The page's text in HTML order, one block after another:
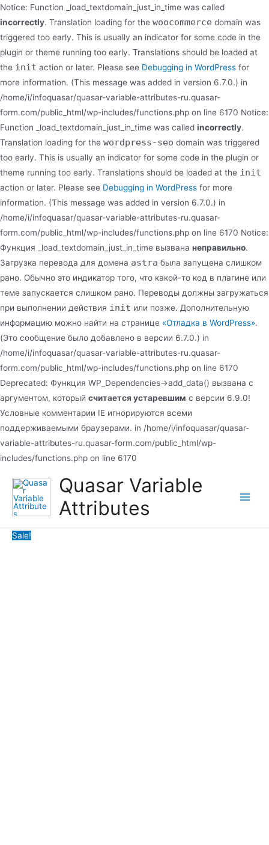
Notice: Function _load_textdomain_just_in_time was called
incorrectly. Translation loading for the woocommerce domain was
triggered too early. This is usually an indicator for some code in the
plugin or theme running too early. Translations should be loaded at
the init action or later. Please see Debugging in WordPress for
more information. (This message was added in version 6.7.0.) in
/home/i/infoquasar/quasar-variable-attributes-ru.quasar-
form.com/public_html/wp-includes/functions.php on line 6170 Notice:
Function _load_textdomain_just_in_time was called incorrectly.
Translation loading for the wordpress-seo domain was triggered
too early. This is usually an indicator for some code in the plugin or
theme running too early. Translations should be loaded at the init
action or later. Please see Debugging in WordPress for more
information. (This message was added in version 6.7.0.) in
/home/i/infoquasar/quasar-variable-attributes-ru.quasar-
form.com/public_html/wp-includes/functions.php on line 6170 Notice:
Функция _load_textdomain_just_in_time вызвана неправильно.
Загрузка перевода для домена astra была запущена слишком
рано. Обычно это индикатор того, что какой-то код в плагине или
теме запускается слишком рано. Переводы должны загружаться
при выполнении действия init или позже. Дополнительную
информацию можно найти на странице «Отладка в WordPress».
(Это сообщение было добавлено в версии 6.7.0.) in
/home/i/infoquasar/quasar-variable-attributes-ru.quasar-
form.com/public_html/wp-includes/functions.php on line 6170
Deprecated: Функция WP_Dependencies->add_data() вызвана с
аргументом, который считается устаревшим с версии 6.9.0!
Условные комментарии IE игнорируются всеми
поддерживаемыми браузерами. in /home/i/infoquasar/quasar-
variable-attributes-ru.quasar-form.com/public_html/wp-
includes/functions.php on line 6170
содержимому
Quasar Variable
Attributes
Sale!